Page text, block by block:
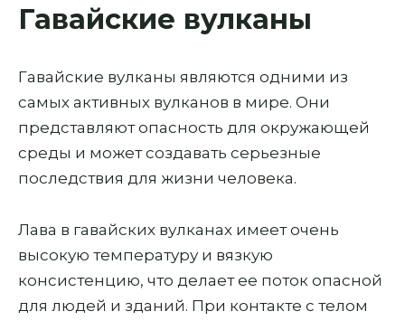
Гавайские вулканы
Гавайские вулканы являются одними из
самых активных вулканов в мире. Они
представляют опасность для окружающей
среды и может создавать серьезные
последствия для жизни человека.
Лава в гавайских вулканах имеет очень
высокую температуру и вязкую
консистенцию, что делает ее поток опасной
для людей и зданий. При контакте с телом